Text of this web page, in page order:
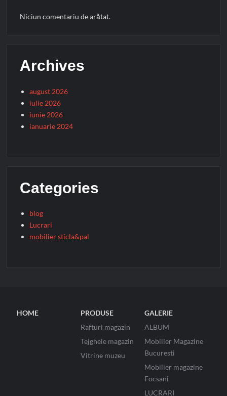
Niciun comentariu de arătat.
Archives
august 2026
iulie 2026
iunie 2026
ianuarie 2024
Categories
blog
Lucrari
mobilier sticla&pal
HOME
PRODUSE
Rafturi magazin
Tejghele magazin
Vitrine muzeu
GALERIE
ALBUM
Mobilier Magazine
Bucuresti
Mobilier magazine
Focsani
LUCRARI